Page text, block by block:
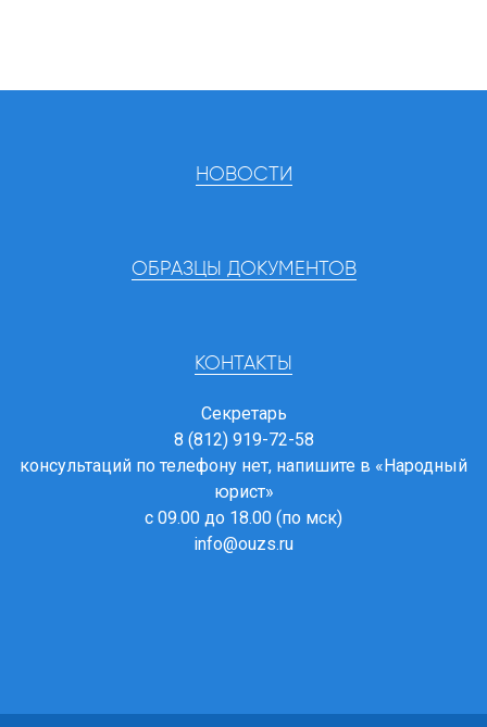
НОВОСТИ
ОБРАЗЦЫ ДОКУМЕНТОВ
КОНТАКТЫ
Секретарь
8 (812) 919-72-58
консультаций по телефону нет, напишите в «Народный
юрист»
с 09.00 до 18.00 (по мск)
info@ouzs.ru